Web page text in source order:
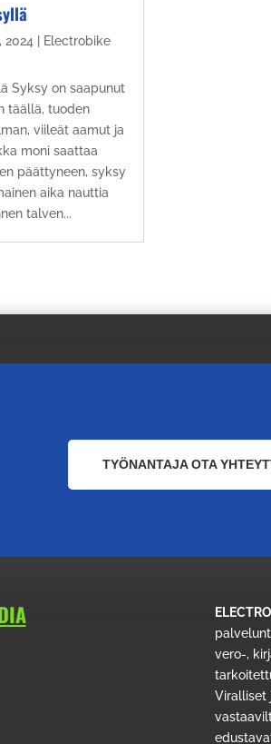
2024
Electrobike
Syksy on saapunut
täällä, tuoden
viileät aamut ja
moni saattaa
päättyneen, syksy
aika nauttia
talven...
TYÖNANTAJA OTA
vero-,
Viralliset